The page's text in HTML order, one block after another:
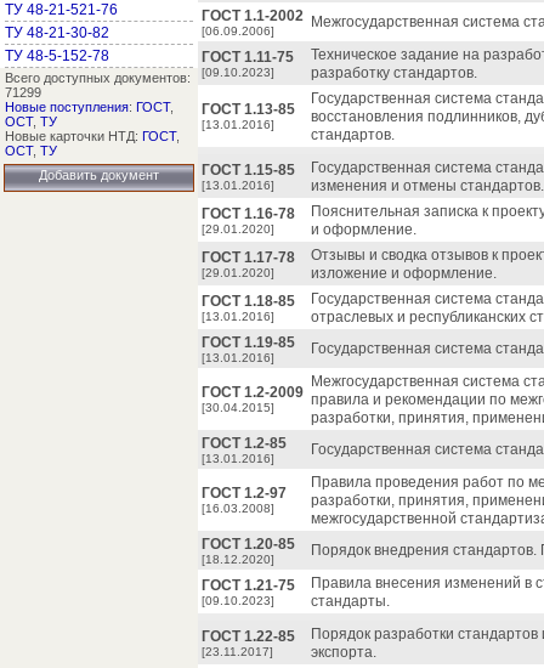
ТУ 48-21-521-76
ТУ 48-21-30-82
ТУ 48-5-152-78
Всего доступных документов:
71299
Новые поступления: ГОСТ,
ОСТ, ТУ
Новые карточки НТД: ГОСТ,
ОСТ, ТУ
Добавить документ
ГОСТ 1.1-2002
[06.09.2006]
Межгосударственная система
ГОСТ 1.11-75
[09.10.2023]
Техническое задание на
разработку стандартов.
ГОСТ 1.13-85
[13.01.2016]
Государственная система
восстановления подлинников,
стандартов.
ГОСТ 1.15-85
[13.01.2016]
Государственная система
изменения и отмены стандартов.
ГОСТ 1.16-78
[29.01.2020]
Пояснительная записка к
и оформление.
ГОСТ 1.17-78
[29.01.2020]
Отзывы и сводка отзывов к
изложение и оформление.
ГОСТ 1.18-85
[13.01.2016]
Государственная система
отраслевых и республиканских
ГОСТ 1.19-85
[13.01.2016]
Государственная система
ГОСТ 1.2-2009
[30.04.2015]
Межгосударственная система
правила и рекомендации по
разработки, принятия,
ГОСТ 1.2-85
[13.01.2016]
Государственная система
ГОСТ 1.2-97
[16.03.2008]
Правила проведения работ по
разработки, принятия,
межгосударственной
ГОСТ 1.20-85
[18.12.2020]
Порядок внедрения
ГОСТ 1.21-75
[09.10.2023]
Правила внесения изменений в
стандарты.
ГОСТ 1.22-85
[23.11.2017]
Порядок разработки
экспорта.